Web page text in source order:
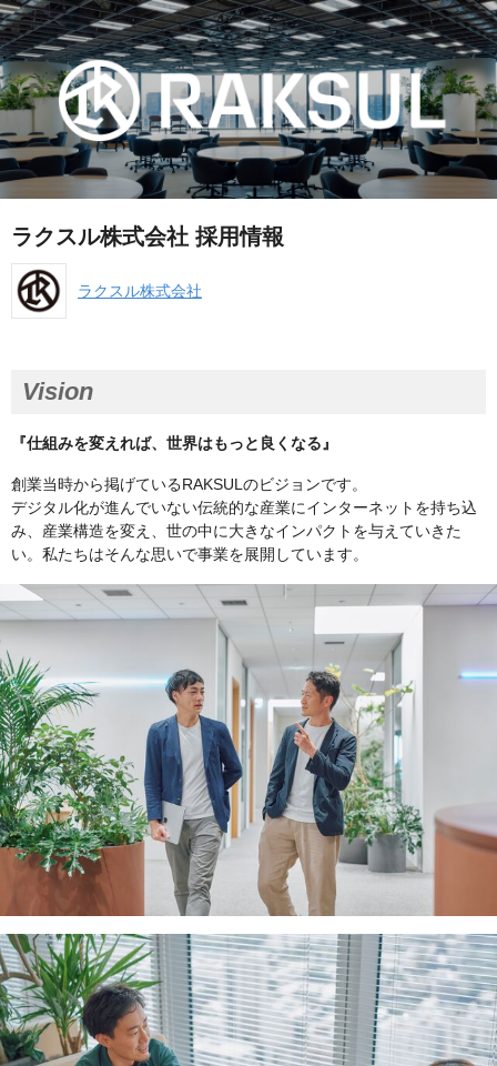
ラクスル株式会社 採用情報
ラクスル株式会社
Vision
『仕組みを変えれば、世界はもっと良くなる』
創業当時から掲げているRAKSULのビジョンです。
デジタル化が進んでいない伝統的な産業にインターネットを持ち込
み、産業構造を変え、世の中に大きなインパクトを与えていきた
い。私たちはそんな思いで事業を展開しています。